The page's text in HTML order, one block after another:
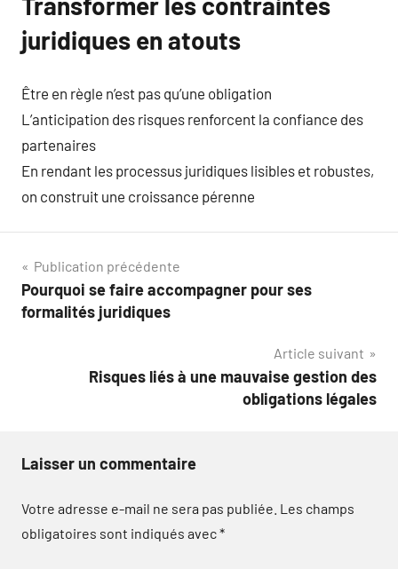
juridiques en atouts
Être en règle n’est pas qu’une obligation
L’anticipation des risques renforcent la confiance des
partenaires
En rendant les processus juridiques lisibles et robustes,
on construit une croissance pérenne
Navigation
de
Publication précédente
Pourquoi se faire accompagner pour ses
formalités juridiques
Article suivant
Risques liés à une mauvaise gestion des
obligations légales
Laisser un commentaire
Votre adresse e-mail ne sera pas publiée. Les champs
obligatoires sont indiqués avec*